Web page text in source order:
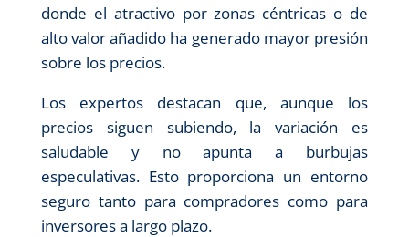
donde el atractivo por zonas céntricas o de
alto valor añadido ha generado mayor presión
sobre los precios.
Los expertos destacan que, aunque los
precios siguen subiendo, la variación es
saludable y no apunta a burbujas
especulativas. Esto proporciona un entorno
seguro tanto para compradores como para
inversores a largo plazo.